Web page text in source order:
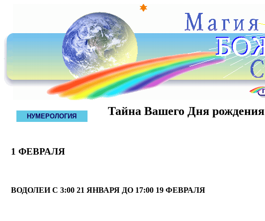
НУМЕРОЛОГИЯ Тайна Вашего Дня рождения
1 ФЕВРАЛЯ
ВОДОЛЕИ С 3:00 21 ЯНВАРЯ ДО 17:00 19 ФЕВРАЛЯ